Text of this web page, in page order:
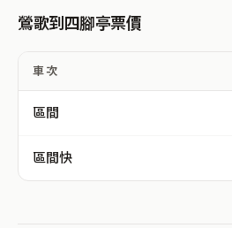
鶯歌到四腳亭票價
車次
區間
區間快